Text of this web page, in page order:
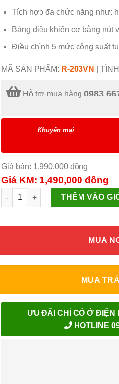
Tích hợp đa chức năng như:
Bảng điều khiển cơ bằng nút
Điều chỉnh 5 mức công suất
MÃ SẢN PHẨM: R-203VN
Hỗ trợ mua hàng 0983
Khuyến mại
Giá bán: 1,990,000đồng
Giá KM: 1,490,000 đồng
Lò vi sóng Sharp 20 Lít R-203VN-
THÊM VÀO
MUA
MUA
ƯU ĐÃI CHỈ CÓ Ở ĐIỆN
HOTLINE